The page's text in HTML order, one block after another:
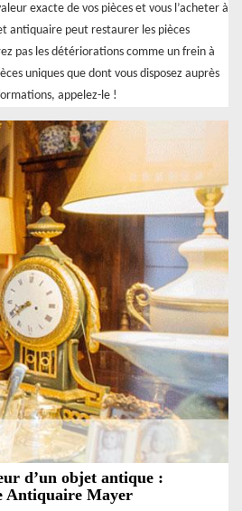
exacte de vos pièces et vous l’acheter à
antiquaire peut restaurer les pièces
pas les détériorations comme un frein à
uniques que dont vous disposez auprès
appelez-le !
d’un objet antique :
Antiquaire Mayer